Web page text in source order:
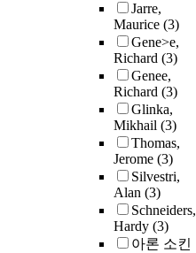
Jarre,
Maurice (3)
Gene>e,
Richard (3)
Genee,
Richard (3)
Glinka,
Mikhail (3)
Thomas,
Jerome (3)
Silvestri,
Alan (3)
Schneiders,
Hardy (3)
아론 소킨